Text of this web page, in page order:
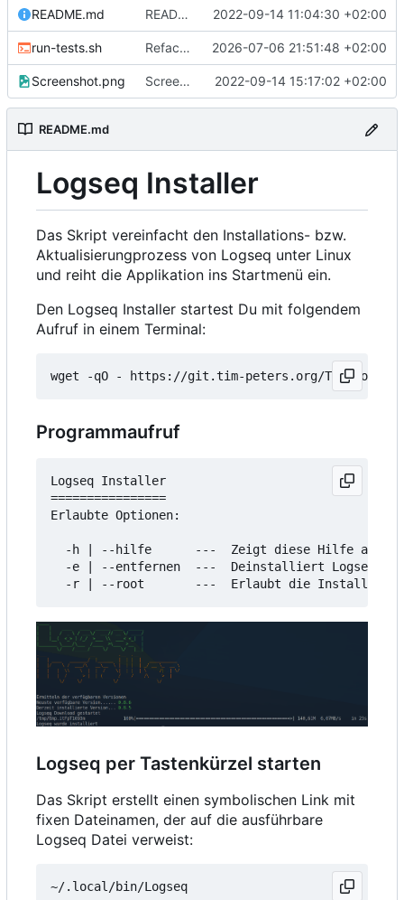
README.md README um Hinweis auf symbolischen Link ergänzt 2022-09-14 11:04:30 +02:00
run-tests.sh Refactoring & portable Testpfade 2026-07-06 21:51:48 +02:00
Screenshot.png Screenshot erneuert 2022-09-14 15:17:02 +02:00
README.md
Logseq Installer
Das Skript vereinfacht den Installations- bzw.
Aktualisierungprozess von Logseq unter Linux
und reiht die Applikation ins Startmenü ein.
Den Logseq Installer startest Du mit folgendem
Aufruf in einem Terminal:
wget -qO - https://git.tim-peters.org/Tim/
Programmaufruf
Logseq Installer
================
Erlaubte Optionen:
  -h | --hilfe      ---  Zeigt diese Hilfe an
  -e | --entfernen  ---  Deinstalliert Logseq
Logseq per Tastenkürzel starten
Das Skript erstellt einen symbolischen Link mit
fixen Dateinamen, der auf die ausführbare
Logseq Datei verweist: